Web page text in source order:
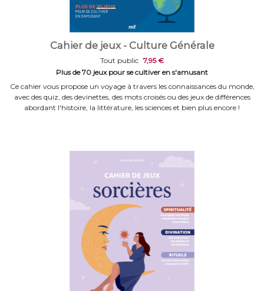
Cahier de jeux - Culture Générale
Tout public 7,95 €
Plus de 70 jeux pour se cultiver en s'amusant
Ce cahier vous propose un voyage à travers les connaissances du monde,
avec des quiz, des devinettes, des mots croisés ou des jeux de différences
abordant l'histoire, la littérature, les sciences et bien plus encore !